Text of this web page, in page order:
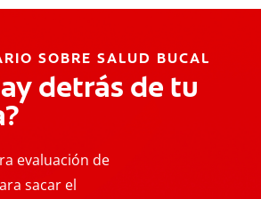
SOBRE SALUD BUCAL
detrás de tu
evaluación de
sacar el